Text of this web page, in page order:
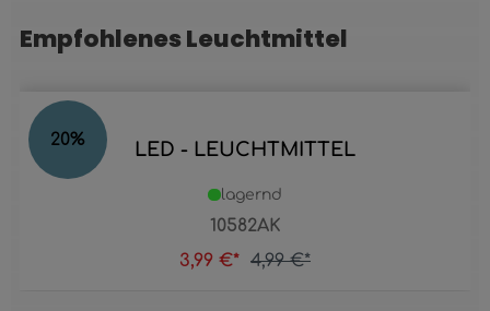
Produktgalerie überspringen
Empfohlenes Leuchtmittel
20% LED - LEUCHTMITTEL
10582AK
lagernd
3,99 €* 4,99 €*